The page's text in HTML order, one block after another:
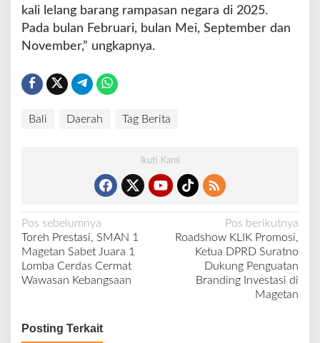
kali lelang barang rampasan negara di 2025.
Pada bulan Februari, bulan Mei, September dan
November,” ungkapnya.
Bali Daerah Tag Berita
Ikuti Kami
N
a
v
i
a
Pos sebelumnya
Toreh Prestasi, SMAN 1
Magetan Sabet Juara 1
Lomba Cerdas Cermat
Wawasan Kebangsaan
Pos berikutnya
Roadshow KLIK Promosi,
Ketua DPRD Suratno
Dukung Penguatan
Branding Investasi di
Magetan
Posting Terkait